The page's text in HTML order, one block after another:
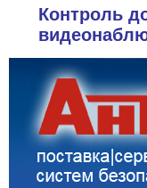
Контроль